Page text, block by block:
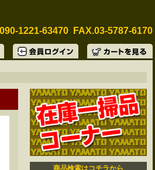
1221-63470 FAX.03-5787-6170
商品検索はコチラから